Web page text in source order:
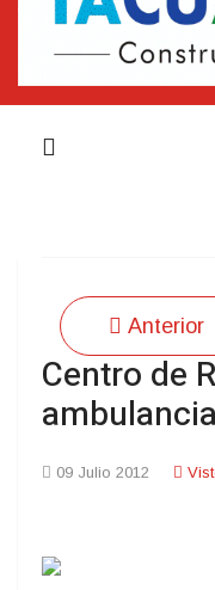
Anterior
Centro de
ambulancia
09 Julio 2012